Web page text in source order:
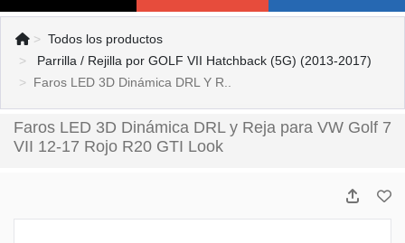
Todos los productos
Parrilla / Rejilla por GOLF VII Hatchback (5G) (2013-2017)
Faros LED 3D Dinámica DRL Y R..
Faros LED 3D Dinámica DRL y Reja para VW Golf 7
VII 12-17 Rojo R20 GTI Look